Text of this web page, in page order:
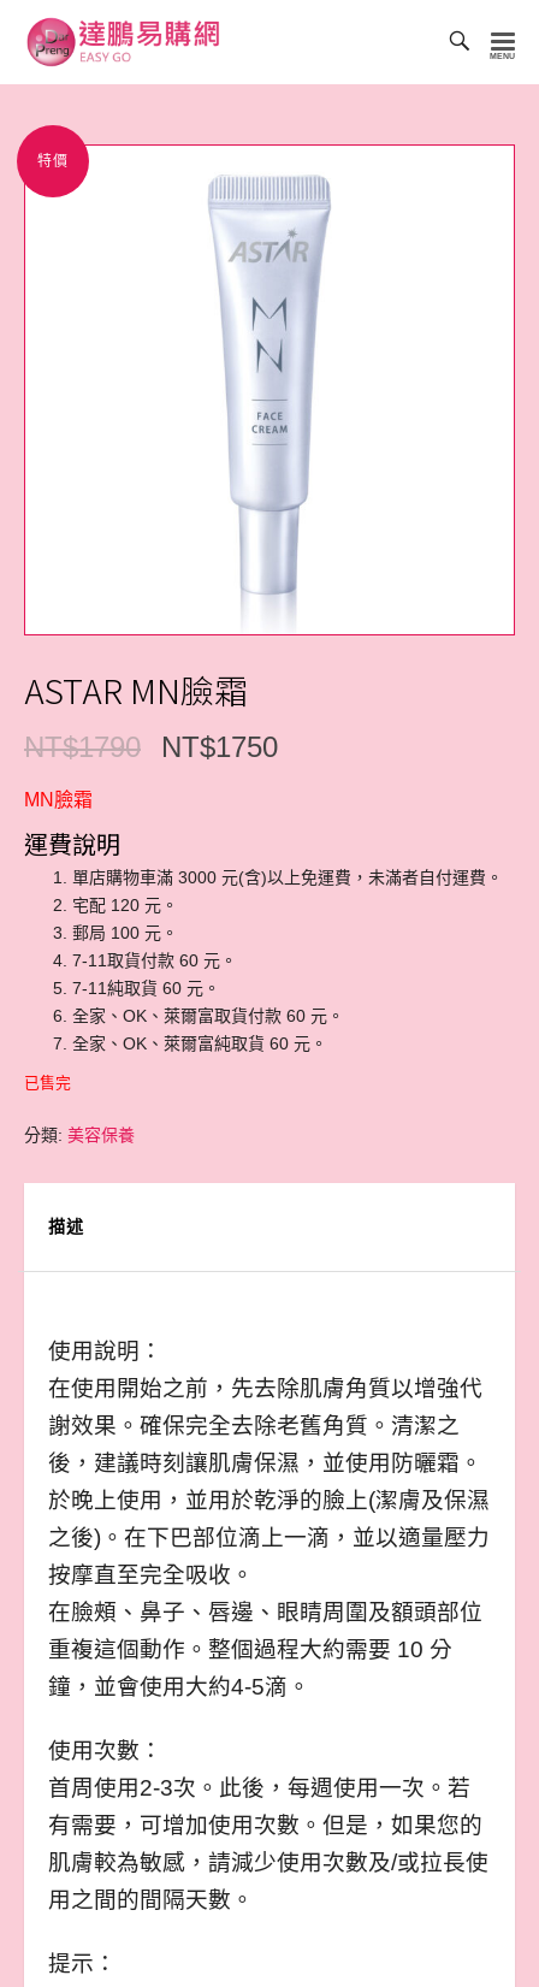
達
易
購
網
特價
ASTAR MN臉霜
NT$1790 NT$1750
MN臉霜
運費說明
單店購物車滿 3000 元(含)以上免運費，未滿者自付運費。
宅配 120 元。
郵局 100 元。
7-11取貨付款 60 元。
7-11純取貨 60 元。
全家、OK、萊爾富取貨付款 60 元。
全家、OK、萊爾富純取貨 60 元。
已售完
分類: 美容保養
描述
使用說明：
在使用開始之前，先去除肌膚角質以增強代
謝效果。確保完全去除老舊角質。清潔之
後，建議時刻讓肌膚保濕，並使用防曬霜。
於晚上使用，並用於乾淨的臉上(潔膚及保濕
之後)。在下巴部位滴上一滴，並以適量壓力
按摩直至完全吸收。
在臉頰、鼻子、唇邊、眼睛周圍及額頭部位
重複這個動作。整個過程大約需要 10 分
鐘，並會使用大約4-5滴。
使用次數：
首周使用2-3次。此後，每週使用一次。若
有需要，可增加使用次數。但是，如果您的
肌膚較為敏感，請減少使用次數及/或拉長使
用之間的間隔天數。
提示：